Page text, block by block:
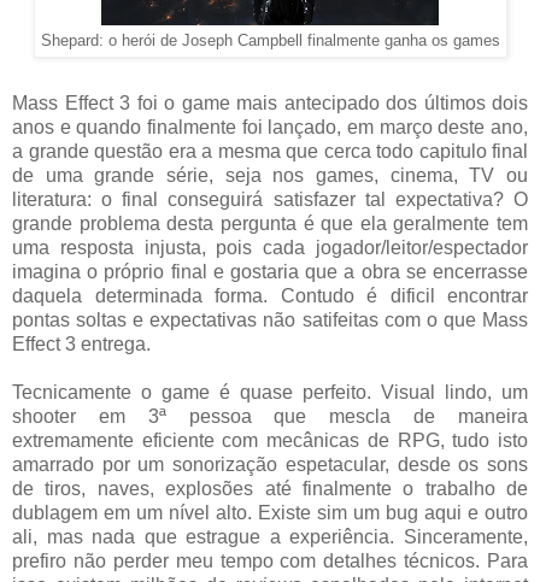
Shepard: o herói de Joseph Campbell finalmente ganha os games
Mass Effect 3 foi o game mais antecipado dos últimos dois
anos e quando finalmente foi lançado, em março deste ano,
a grande questão era a mesma que cerca todo capitulo final
de uma grande série, seja nos games, cinema, TV ou
literatura: o final conseguirá satisfazer tal expectativa? O
grande problema desta pergunta é que ela geralmente tem
uma resposta injusta, pois cada jogador/leitor/espectador
imagina o próprio final e gostaria que a obra se encerrasse
daquela determinada forma. Contudo é dificil encontrar
pontas soltas e expectativas não satifeitas com o que Mass
Effect 3 entrega.
Tecnicamente o game é quase perfeito. Visual lindo, um
shooter em 3ª pessoa que mescla de maneira
extremamente eficiente com mecânicas de RPG, tudo isto
amarrado por um sonorização espetacular, desde os sons
de tiros, naves, explosões até finalmente o trabalho de
dublagem em um nível alto. Existe sim um bug aqui e outro
ali, mas nada que estrague a experiência. Sinceramente,
prefiro não perder meu tempo com detalhes técnicos. Para